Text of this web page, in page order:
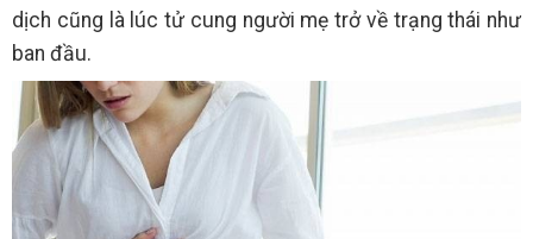
dịch cũng là lúc tử cung người mẹ trở về trạng thái như
ban đầu.